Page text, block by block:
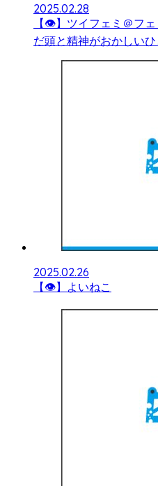
2025.02.28
【👁】ツイフェミ＠フ
だ頭と精神がおかしいひ
2025.02.26
【👁】よいねこ